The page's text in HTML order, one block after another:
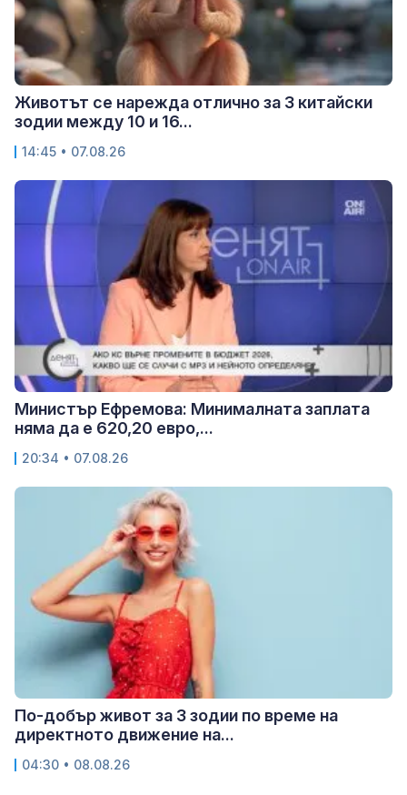
Животът се нарежда отлично за 3 китайски
зодии между 10 и 16...
14:45 • 07.08.26
Министър Ефремова: Минималната заплата
няма да е 620,20 евро,...
20:34 • 07.08.26
По-добър живот за 3 зодии по време на
директното движение на...
04:30 • 08.08.26